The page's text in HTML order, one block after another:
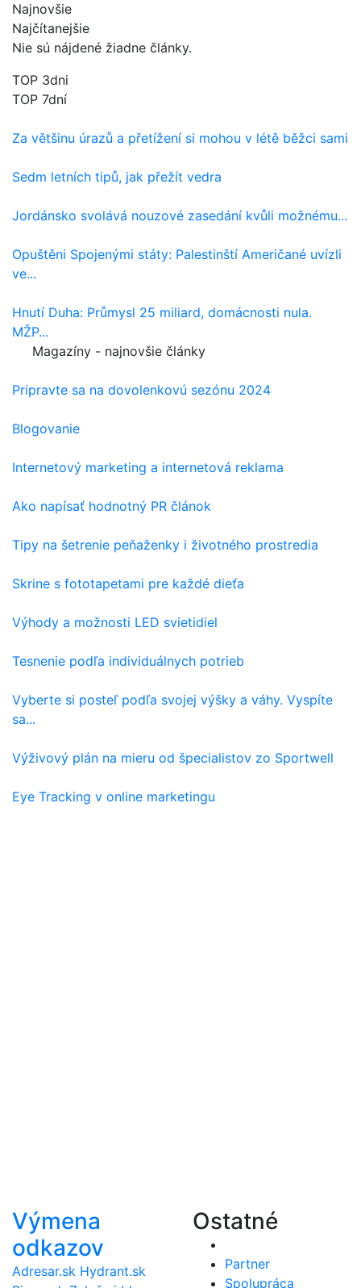
Najnovšie
Najčítanejšie
Nie sú nájdené žiadne články.
TOP 3dni
TOP 7dní
Za většinu úrazů a přetížení si mohou v létě běžci sami
Sedm letních tipů, jak přežít vedra
Jordánsko svolává nouzové zasedání kvůli možnému...
Opuštěni Spojenými státy: Palestinští Američané uvízli
ve...
Hnutí Duha: Průmysl 25 miliard, domácnosti nula.
MŽP...
Magazíny - najnovšie články
Pripravte sa na dovolenkovú sezónu 2024
Blogovanie
Internetový marketing a internetová reklama
Ako napísať hodnotný PR článok
Tipy na šetrenie peňaženky i životného prostredia
Skrine s fototapetami pre každé dieťa
Výhody a možnosti LED svietidiel
Tesnenie podľa individuálnych potrieb
Vyberte si posteľ podľa svojej výšky a váhy. Vyspíte
sa...
Výživový plán na mieru od špecialistov zo Sportwell
Eye Tracking v online marketingu
Výmena
odkazov
Adresar.sk Hydrant.sk
Ostatné
Partner
Spolupráca